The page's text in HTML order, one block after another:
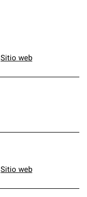
Sitio web
Sitio web